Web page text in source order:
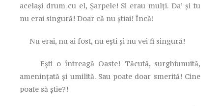
același drum cu el, Șarpele! Si erau mulți. Da’ și tu
nu erai singură! Doar că nu știai! Încă!
Nu erai, nu ai fost, nu ești și nu vei fi singură!
Ești o întreagă Oaste! Tăcută, surghiunuită,
amenințată și umilită. Sau poate doar smerită! Cine
poate să știe?!